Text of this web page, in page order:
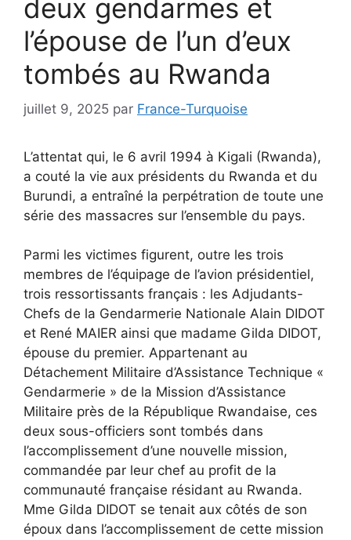
deux gendarmes et
l’épouse de l’un d’eux
tombés au Rwanda
juillet 9, 2025 par France-Turquoise
L’attentat qui, le 6 avril 1994 à Kigali (Rwanda),
a couté la vie aux présidents du Rwanda et du
Burundi, a entraîné la perpétration de toute une
série des massacres sur l’ensemble du pays.
Parmi les victimes figurent, outre les trois
membres de l’équipage de l’avion présidentiel,
trois ressortissants français : les Adjudants-
Chefs de la Gendarmerie Nationale Alain DIDOT
et René MAIER ainsi que madame Gilda DIDOT,
épouse du premier. Appartenant au
Détachement Militaire d’Assistance Technique «
Gendarmerie » de la Mission d’Assistance
Militaire près de la République Rwandaise, ces
deux sous-officiers sont tombés dans
l’accomplissement d’une nouvelle mission,
commandée par leur chef au profit de la
communauté française résidant au Rwanda.
Mme Gilda DIDOT se tenait aux côtés de son
époux dans l’accomplissement de cette mission